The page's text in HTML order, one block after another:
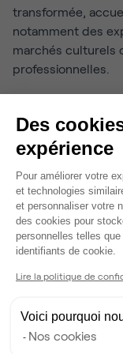
transformée,
notamment des
marchés culturels
professionnelles.
vos clients avec
Galeries
Le Marais, dont
arrondissement,
nombreuses
Vieille-du-Temple.
Ces espaces
Des
expérience
Plateforme
Pour améliorer votre
et technologies
et personnaliser votre
des cookies pour
personnelles telles
identifiants de cookie.
Lire la politique de
Voici pourquoi
Nos cookies